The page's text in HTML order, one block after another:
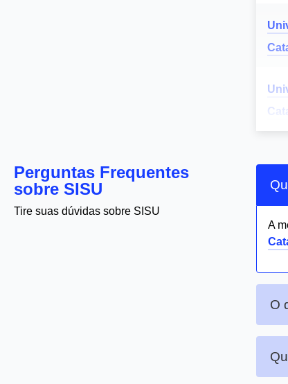
Perguntas Frequentes
sobre SISU
Tire suas dúvidas sobre SISU
A
O